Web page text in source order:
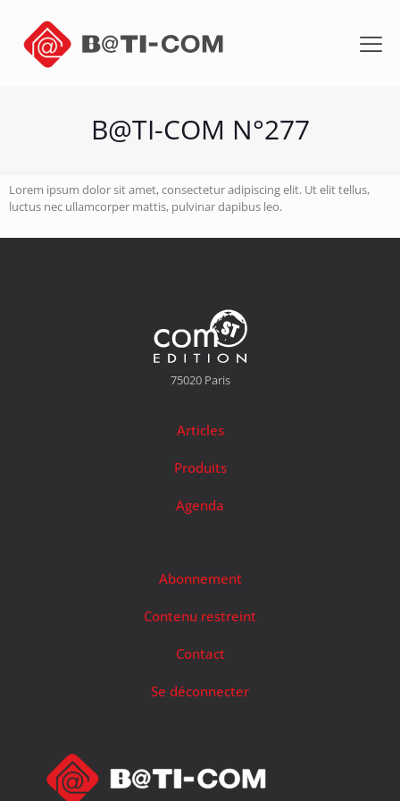
B@TI-COM N°277
Lorem ipsum dolor sit amet, consectetur adipiscing elit. Ut elit tellus,
luctus nec ullamcorper mattis, pulvinar dapibus leo.
75020 Paris
Articles
Produits
Agenda
Abonnement
Contenu restreint
Contact
Se déconnecter